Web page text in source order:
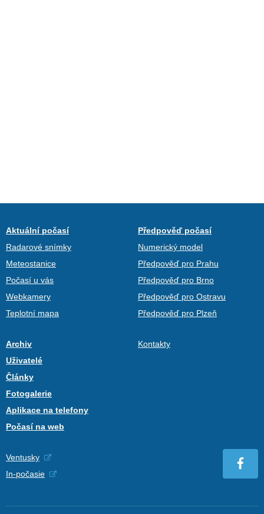
Aktuální počasí
Radarové snímky
Meteostanice
Počasí u vás
Webkamery
Teplotní mapa
Předpověď počasí
Numerický model
Předpověď pro Prahu
Předpověď pro Brno
Předpověď pro Ostravu
Předpověď pro Plzeň
Archiv
Uživatelé
Články
Fotogalerie
Aplikace na telefony
Počasí na web
Kontakty
Ventusky
In-počasie